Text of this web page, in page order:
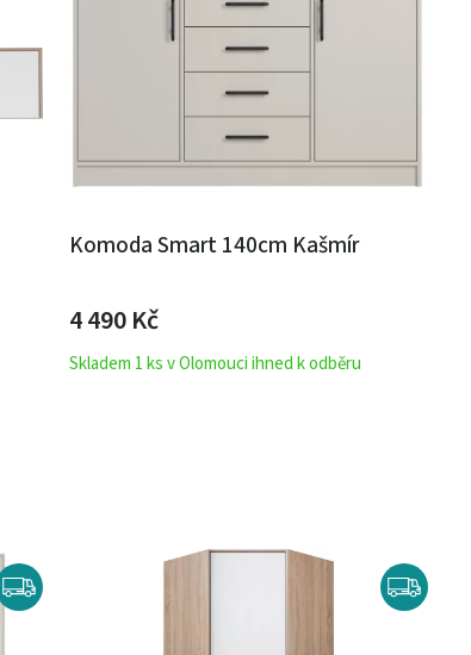
Komoda Smart 140cm Kašmír
4 490 Kč
Skladem 1 ks v Olomouci ihned k odběru